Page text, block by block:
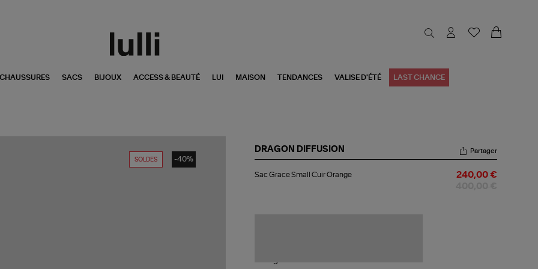
CHAUSSURES SACS BIJOUX ACCESS & BEAUTÉ LUI MAISON TENDANCES VALISE D'ÉTÉ LAST CHANCE
SOLDES -40%
DRAGON DIFFUSION
Grace
Partager
Sac Grace Small Cuir Orange 240,00 €